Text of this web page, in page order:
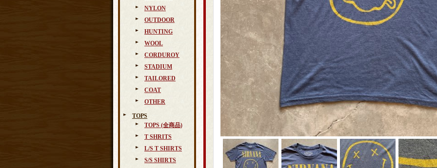
NYLON
OUTDOOR
HUNTING
WOOL
CORDUROY
STADIUM
TAILORED
COAT
OTHER
TOPS
TOPS (全商品)
T SHRITS
L/S T SHIRTS
S/S SHIRTS